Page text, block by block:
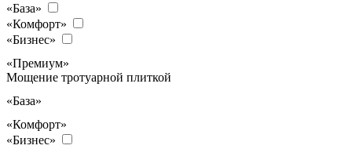
«База»
«Комфорт»
«Бизнес»
«Премиум»
Мощение тротуарной плиткой
«База»
«Комфорт»
«Бизнес»